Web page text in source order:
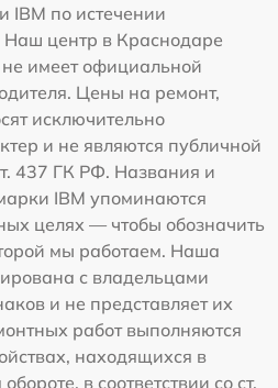
IBM по истечении
Наш центр в Краснодаре
имеет официальной
Цены на ремонт,
исключительно
и не являются публичной
437 ГК РФ. Названия и
IBM упоминаются
целях — чтобы обозначить
мы работаем. Наша
с владельцами
и не представляет их
работ выполняются
находящихся в
в соответствии со ст.